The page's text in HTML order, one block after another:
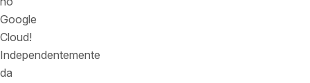
Google
Cloud!
Independentemente
da